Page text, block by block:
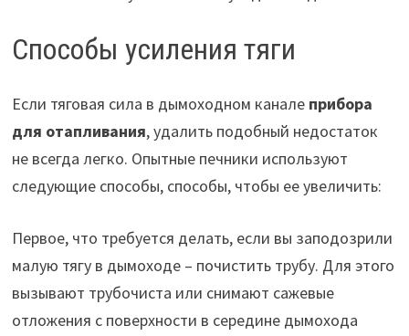
Способы усиления тяги
Если тяговая сила в дымоходном канале прибора
для отапливания, удалить подобный недостаток
не всегда легко. Опытные печники используют
следующие способы, способы, чтобы ее увеличить:
Первое, что требуется делать, если вы заподозрили
малую тягу в дымоходе – почистить трубу. Для этого
вызывают трубочиста или снимают сажевые
отложения с поверхности в середине дымохода